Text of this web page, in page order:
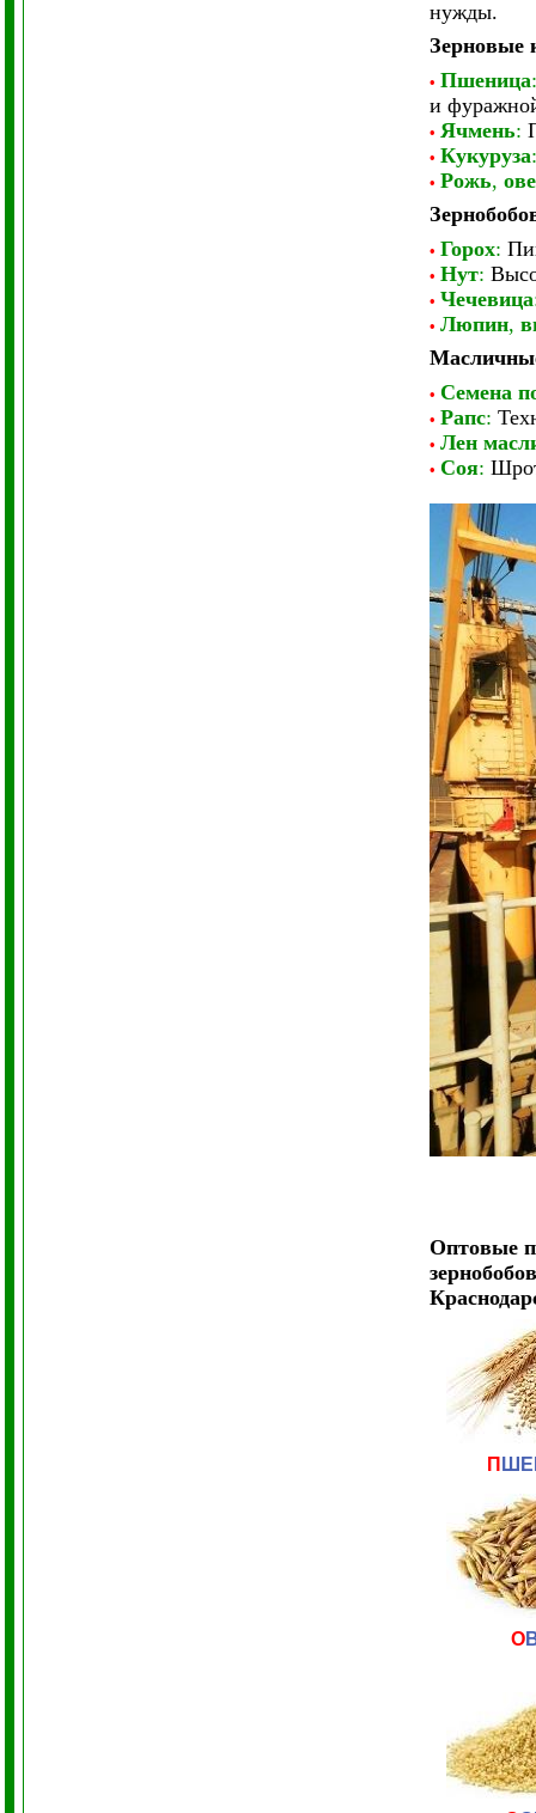
нужды.
Зерновые
• Пшеница
и
• Ячмень:
• Кукуруза
• Рожь,
• Горох:
• Нут:
• Чечевица
• Люпин,
• Семена
• Рапс:
• Лен
• Соя:
Оптовые
П
О